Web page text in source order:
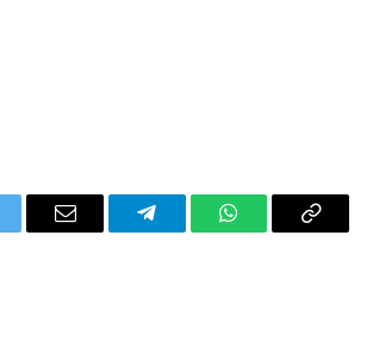
Email TelegramWhatsAppCopy